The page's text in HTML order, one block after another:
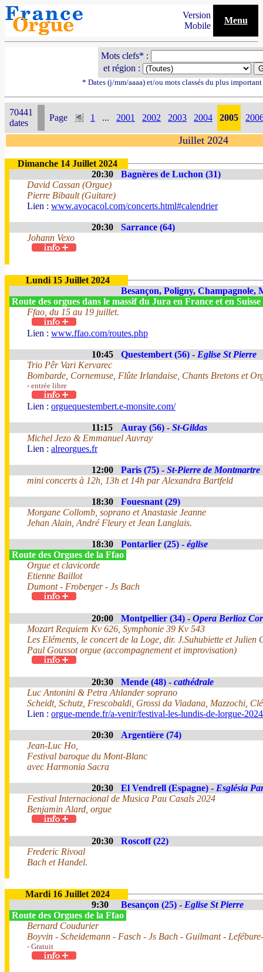
Version
Mobile
Menu
Mots clefs* :
et région :
* Dates (j/mm/aaaa) et/ou mots classés du plus
70441
dates
Page 1 ... 2001 2002 2003 2004 2005
Juillet 2024
Dimanche 14 Juillet 2024
20:30
Bagnères de Luchon (31)
David Cassan (Orgue)
Pierre Bibault (Guitare)
Lien : www.avocacol.com/concerts.html#calendrier
20:30
Sarrance (64)
Johann Vexo
Lundi 15 Juillet 2024
Besançon, Poligny, Champagnole,
Route des orgues dans le massif du Jura en France et en Suisse
Ffao, du 15 au 19 juillet.
Lien : www.ffao.com/routes.php
10:45 Questembert (56) - Eglise St Pierre
Trio Pêr Vari Kervarec
Bombarde, Cornemuse, Flûte Irlandaise, Chants Bretons et
- entrée libre
Lien : orguequestembert.e-monsite.com/
11:15 Auray (56) - St-Gildas
Michel Jezo & Emmanuel Auvray
Lien : alreorgues.fr
12:00 Paris (75) - St-Pierre de Montmartre
mini concerts à 12h, 13h et 14h par Alexandra Bartfeld
18:30
Fouesnant (29)
Morgane Collomb, soprano et Anastasie Jeanne
Jehan Alain, André Fleury et Jean Langlais.
18:30 Pontarlier (25) - église
Route des Orgues de la Ffao
Orgue et clavicorde
Etienne Baillot
Dumont - Froberger - Js Bach
20:00 Montpellier (34) - Opera Berlioz
Mozart Requiem Kv 626, Symphonie 39 Kv 543
Les Eléments, le concert de la Loge, dir. J.Suhubiette et Julien
Paul Goussot orgue (accompagnement et improvisation)
20:30 Mende (48) - cathédrale
Luc Antonini & Petra Ahlander soprano
Scheidt, Schutz, Frescobaldi, Grossi da Viadana, Mazzochi,
Lien : orgue-mende.fr/a-venir/festival-les-lundis-de-lorgue-
20:30
Argentière (74)
Jean-Luc Ho,
Festival baroque du Mont-Blanc
avec Harmonia Sacra
20:30 El Vendrell (Espagne) - Església
Festival Internacional de Musica Pau Casals 2024
Benjamin Alard, orgue
20:30
Roscoff (22)
Frederic Rivoal
Bach et Handel.
Mardi 16 Juillet 2024
9:30
Besançon (25) - Eglise St Pierre
Route des Orgues de la Ffao
Bernard Coudurier
Boyvin - Scheidemann - Fasch - Js Bach - Guilmant -
- Gratuit